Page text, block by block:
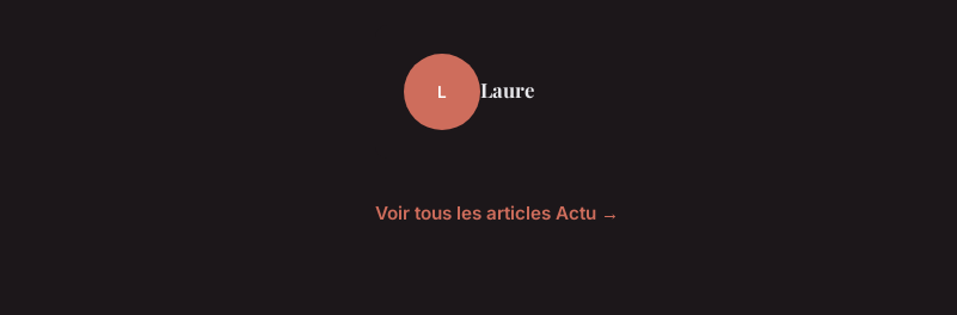
L Laure
Voir tous les articles Actu →